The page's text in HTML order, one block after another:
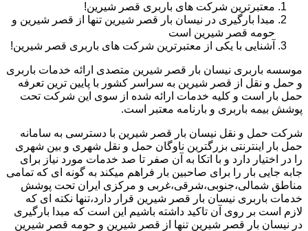
معتبرترین شرکت های باربری قصر شیرین!
مبدا بارگیری در نیسان بار قصر شیرین تنها از قصر شیرین و
حومه قصر شیرین است
آشنایی با یکی از معتبرترین شرکت های باربری قصر شیرین!
موسسه باربری نیسان بار قصر شیرین متصدی ارائه خدمات باربری
و حمل و نقل از قصر شیرین به سراسر کشور با پایین ترین تعرفه
حمل بار است و کلیه خدمات ارائه شده از سوی این شرکت تحت
پوشش بیمه باربری و بارنامه معتبر است.
شرکت حمل و نقل نیسان بار قصر شیرین با دسترسی به سامانه
حمل بار اینترنتی بزرگترین ناوگان حمل و نقل شهری و بین شهری
را در اختیار دارد و با اتکا به آن صفر تا صد خدمات مورد نیاز برای
جابه جایی بار را برای صاحبین بار فراهم میکند به گونه ای که تمامی
مناطق شمالی،جنوبی،شرقی،غربی و مرکزی ایران تحت پوشش
خدمات باربری نیسان بار قصر شیرین قرار دارد،تنها نکته ای که
لازم است بر روی آن تاکید داشته باشیم این است که مبدا بارگیری
در نیسان بار قصر شیرین تنها از قصر شیرین و حومه قصر شیرین